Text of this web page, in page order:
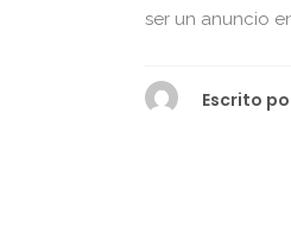
ser un anuncio
Escrito